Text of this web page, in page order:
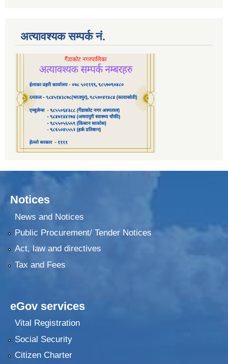
अत्यावश्यक सम्पर्क नं.
Notices
News and Notices
Public Procurement/ Tender Notices
Act, law and directives
Tax and Fees
eGov services
Vital Registration
Social Security
Citizen Charter